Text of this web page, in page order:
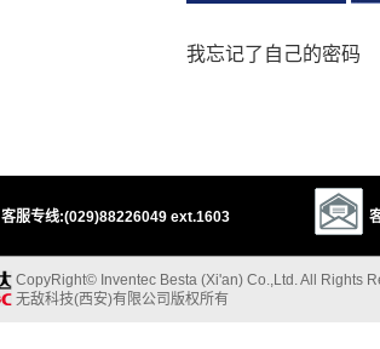
我忘记了自己的密码
客服专线:(029)88226049 ext.1603
CopyRight© Inventec Besta (Xi'an) Co.,Ltd. All Rights
无敌科技(西安)有限公司版权所有